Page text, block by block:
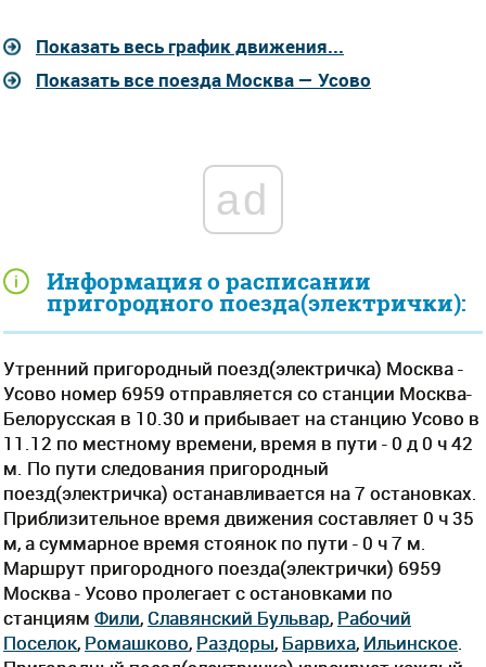
Информация о расписании
пригородного поезда(электрички):
Утренний пригородный поезд(электричка) Москва -
Усово номер 6959 отправляется со станции Москва-
Белорусская в 10.30 и прибывает на станцию Усово в
11.12 по местному времени, время в пути - 0 д 0 ч 42
м. По пути следования пригородный
поезд(электричка) останавливается на 7 остановках.
Приблизительное время движения составляет 0 ч 35
м, а суммарное время стоянок по пути - 0 ч 7 м.
Маршрут пригородного поезда(электрички) 6959
Москва - Усово пролегает c остановками по
станциям Фили, Славянский Бульвар, Рабочий
Поселок, Ромашково, Раздоры, Барвиха, Ильинское
Показать весь график движения...
Показать все поезда Москва — Усово
ad